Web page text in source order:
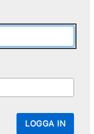
LOGGA IN